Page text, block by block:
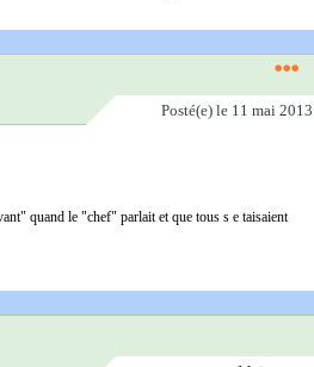
Posté(e) le 11 mai 2013
quand le "chef" parlait et que tous s e taisaient